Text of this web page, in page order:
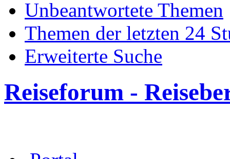
Unbeantwortete Themen
Themen der letzten 24
Erweiterte Suche
Reiseforum -